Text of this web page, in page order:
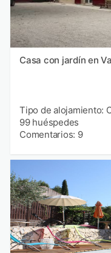
Casa con jardín en
Tipo de alojamiento:
99 huéspedes
Comentarios: 9